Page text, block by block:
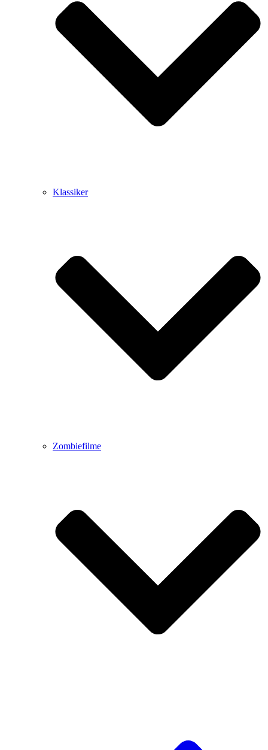
Klassiker
Zombiefilme